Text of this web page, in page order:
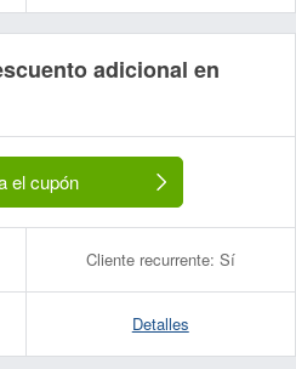
adicional en
el cupón
Cliente recurrente: Sí
Detalles